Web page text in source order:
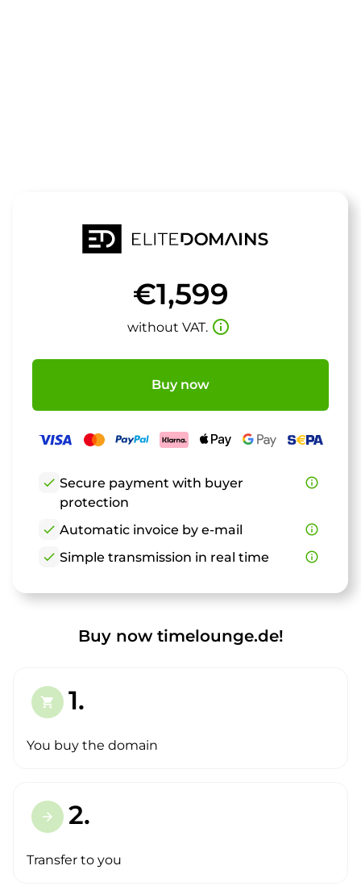
€1,599
without VAT. info_outline
Buy now
check Secure payment with buyer
protection
info_outline
check Automatic invoice by e-mail
info_outline
check Simple transmission in real time info_outline
Buy now timelounge.de!
shopping_cart 1.
You buy the domain
arrow_forward 2.
Transfer to you